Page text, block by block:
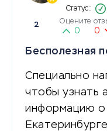
2 Оцените
0 0
Бесполезная
Специально
чтобы узнать
информацию о